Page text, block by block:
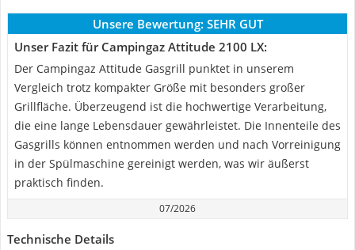
Unsere Bewertung: SEHR GUT
Unser Fazit für Campingaz Attitude 2100 LX:
Der Campingaz Attitude Gasgrill punktet in unserem
Vergleich trotz kompakter Größe mit besonders großer
Grillfläche. Überzeugend ist die hochwertige Verarbeitung,
die eine lange Lebensdauer gewährleistet. Die Innenteile des
Gasgrills können entnommen werden und nach Vorreinigung
in der Spülmaschine gereinigt werden, was wir äußerst
praktisch finden.
07/2026
Technische Details